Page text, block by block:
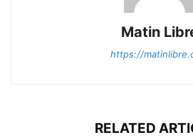
Matin
https://
RELATED